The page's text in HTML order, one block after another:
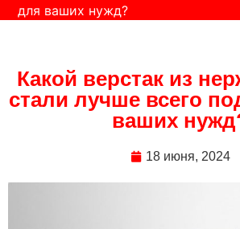
для ваших нужд?
Какой верстак из
стали лучше всего
ваших
18 июня, 2024